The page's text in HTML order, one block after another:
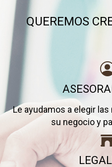
QUEREMOS
Le ayudamos a elegir
su negocio y